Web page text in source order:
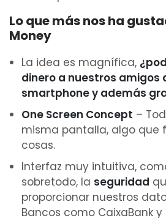
Lo que más nos ha
Money
La idea es magnífica,
dinero a nuestros amigos
smartphone y además
One Screen Concept –
misma pantalla, algo que
cosas.
Interfaz muy intuitiva,
sobretodo, la seguridad
proporcionar nuestros
Bancos como CaixaBank